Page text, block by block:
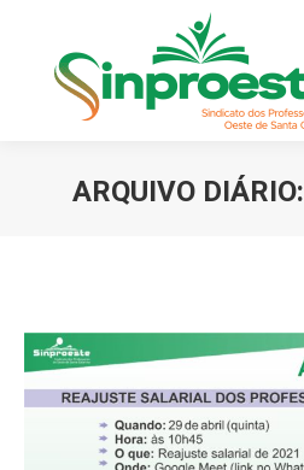
ARQUIVO DIÁRIO: